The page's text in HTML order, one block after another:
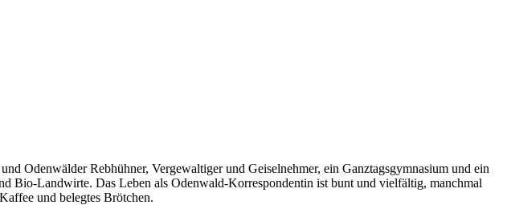
Odenwälder Rebhühner, Vergewaltiger und Geiselnehmer, ein Ganztagsgymnasium und ein
Bio-Landwirte. Das Leben als Odenwald-Korrespondentin ist bunt und vielfältig, manchmal
und belegtes Brötchen.